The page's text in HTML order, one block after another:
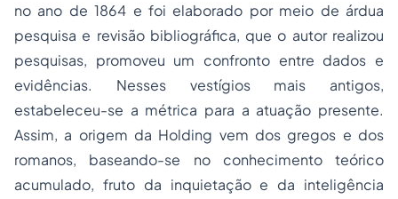
no ano de 1864 e foi elaborado por meio de árdua
pesquisa e revisão bibliográfica, que o autor realizou
pesquisas, promoveu um confronto entre dados e
evidências. Nesses vestígios mais antigos,
estabeleceu-se a métrica para a atuação presente.
Assim, a origem da Holding vem dos gregos e dos
romanos, baseando-se no conhecimento teórico
acumulado, fruto da inquietação e da inteligência